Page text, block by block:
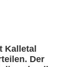
Kalletal
Der